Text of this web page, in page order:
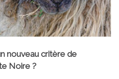
nouveau critère de
Noire ?